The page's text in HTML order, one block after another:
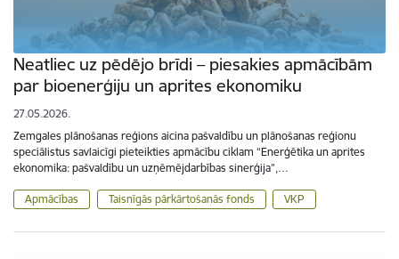
Neatliec uz pēdējo brīdi – piesakies apmācībām
par bioenerģiju un aprites ekonomiku
27.05.2026.
Zemgales plānošanas reģions aicina pašvaldību un plānošanas reģionu
speciālistus savlaicīgi pieteikties apmācību ciklam “Enerģētika un aprites
ekonomika: pašvaldību un uzņēmējdarbības sinerģija”,…
Apmācības Taisnīgās pārkārtošanās fonds VKP